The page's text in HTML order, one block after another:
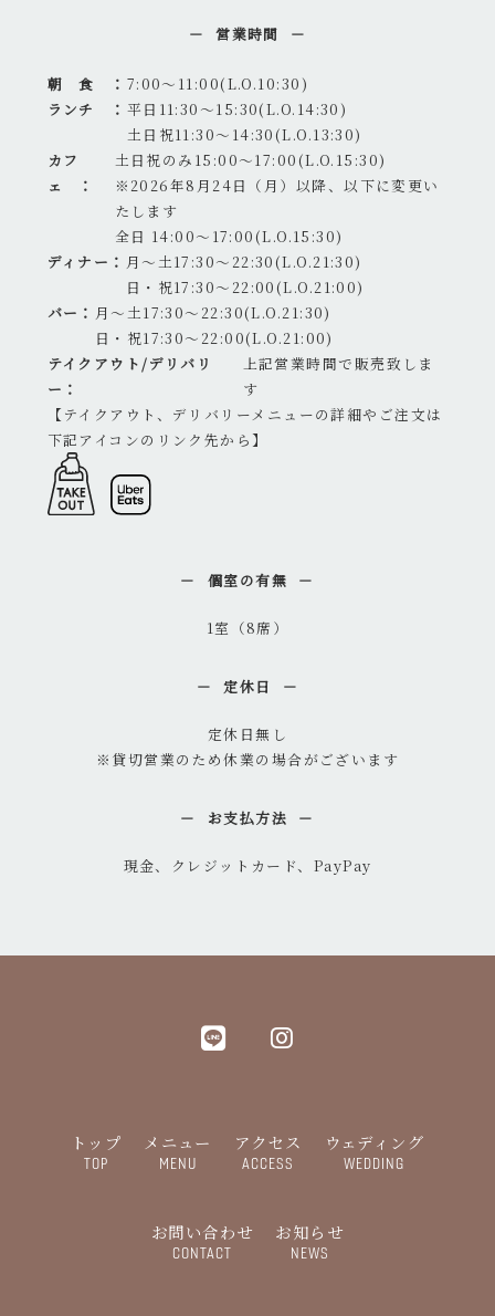
営業時間
朝 食 ： 7:00～11:00(L.O.10:30)
ランチ ： 平日11:30～15:30(L.O.14:30)
土日祝11:30～14:30(L.O.13:30)
カフ
ェ ：
土日祝のみ15:00～17:00(L.O.15:30)
※2026年8月24日（月）以降、以下に変更い
たします
全日 14:00～17:00(L.O.15:30)
ディナー： 月～土17:30～22:30(L.O.21:30)
日・祝17:30～22:00(L.O.21:00)
バー： 月～土17:30～22:30(L.O.21:30)
日・祝17:30～22:00(L.O.21:00)
テイクアウト/デリバリ
ー：
上記営業時間で販売致しま
す
【テイクアウト、デリバリーメニューの詳細やご注文は
下記アイコンのリンク先から】
個室の有無
1室（8席）
定休日
定休日無し
※貸切営業のため休業の場合がございます
お支払方法
現金、クレジットカード、PayPay
トップ
TOP
メニュー
MENU
アクセス
ACCESS
ウェディング
WEDDING
お問い合わせ
CONTACT
お知らせ
NEWS